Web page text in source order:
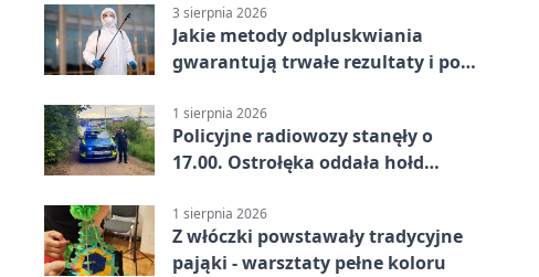
3 sierpnia 2026
Jakie metody odpluskwiania
gwarantują trwałe rezultaty i po
wykonawcę?
1 sierpnia 2026
Policyjne radiowozy stanęły o
17.00. Ostrołęka oddała hołd
1 sierpnia 2026
Z włóczki powstawały tradycyjne
pająki - warsztaty pełne koloru